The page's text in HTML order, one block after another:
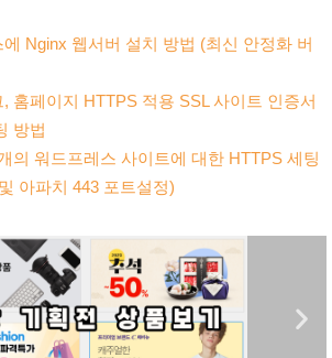
Nginx 웹서버 설치 방법 (최신 안정화 버
홈페이지 HTTPS 적용 SSL 사이트 인증서
방법
의 워드프레스 사이트에 대한 HTTPS 세팅
아파치 443 포트설정)